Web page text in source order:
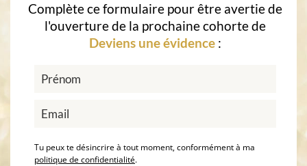
Complète ce formulaire pour être avertie de
l'ouverture de la prochaine cohorte de
Deviens une évidence :
Tu peux te désincrire à tout moment, conformément à ma
politique de confidentialité.